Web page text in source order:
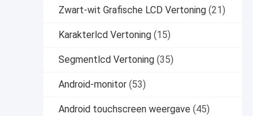
Zwart-wit Grafische LCD Vertoning (21)
Karakterlcd Vertoning (15)
Segmentlcd Vertoning (35)
Android-monitor (53)
Android touchscreen weergave (45)